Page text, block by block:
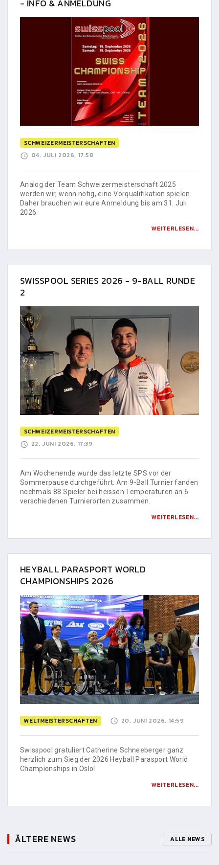
- INFO & ANMELDUNG
SCHWEIZERMEISTERSCHAFTEN
04. JULI 2026, 17:58
Analog der Team Schweizermeisterschaft 2025
werden wir, wenn nötig, eine Vorqualifikation spielen.
Daher brauchen wir eure Anmeldung bis am 31. Juli
2026.
WEITERLESEN...
SWISSPOOL SERIES 2026 - 9-BALL RUNDE
2
SCHWEIZERMEISTERSCHAFTEN
22. JUNI 2026, 17:39
Am Wochenende wurde das letzte SPS vor der
Sommerpause durchgeführt. Am 9-Ball Turnier fanden
nochmals 88 Spieler bei heissen Temperaturen an 6
verschiedenen Turnierorten zusammen.
WEITERLESEN...
HEYBALL PARASPORT WORLD
CHAMPIONSHIPS 2026
WELTMEISTERSCHAFTEN 20. JUNI 2026, 14:59
Swisspool gratuliert Catherine Schneeberger ganz
herzlich zum Sieg der 2026 Heyball Parasport World
Championships in Oslo!
WEITERLESEN...
ÄLTERE NEWS ALLE NEWS